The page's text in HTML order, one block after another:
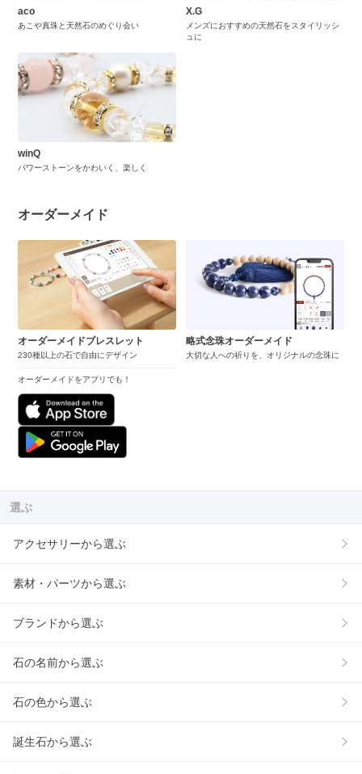
aco
あこや真珠と天然石のめぐり会い
X.G
メンズにおすすめの天然石をスタイリッシ
ュに
winQ
パワーストーンをかわいく、楽しく
オーダーメイド
オーダーメイドブレスレット
230種以上の石で自由にデザイン
オーダーメイドをアプリでも！
略式念珠オーダーメイド
大切な人への祈りを、オリジナルの念珠に
選ぶ
アクセサリーから選ぶ
素材・パーツから選ぶ
ブランドから選ぶ
石の名前から選ぶ
石の色から選ぶ
誕生石から選ぶ